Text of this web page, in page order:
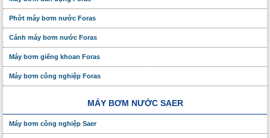
Phớt máy bơm nước Foras
Cánh máy bơm nước Foras
Máy bơm giếng khoan Foras
Máy bơm công nghiệp Foras
MÁY BƠM NƯỚC SAER
Máy bơm công nghiệp Saer